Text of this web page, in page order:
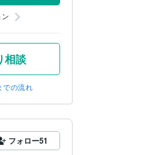
相談
での流れ
フォロー51